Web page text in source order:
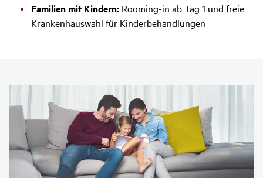
Familien mit Kindern: Rooming-in ab Tag 1 und freie
Krankenhauswahl für Kinderbehandlungen